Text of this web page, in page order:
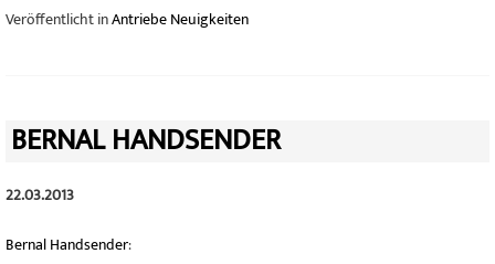
Veröffentlicht inAntriebe Neuigkeiten
BERNAL HANDSENDER
22.03.2013
Bernal Handsender: